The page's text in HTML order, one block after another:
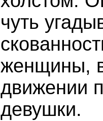
чуть
женщины,
движении
девушки.